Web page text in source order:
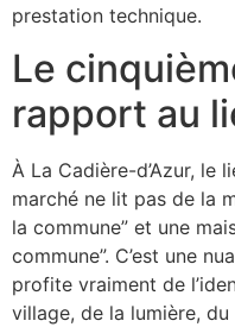
prestation technique.
Le
rapport au
À La Cadière-d’Azur, le
marché ne lit pas de la
la commune” et une
commune”. C’est une
profite vraiment de
village, de la lumière,